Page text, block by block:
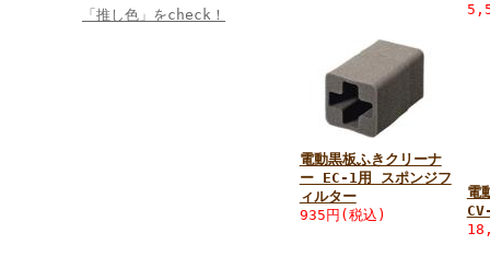
「推し色」をcheck！
電動黒板ふきクリーナ
ー EC-1用 スポンジフ
ィルター
935円 (税込)
電